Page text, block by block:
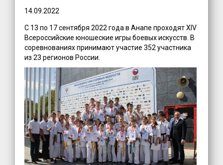
14.09.2022
С 13 по 17 сентября 2022 года в Анапе проходят XIV
Всероссийские юношеские игры боевых искусств. В
соревнованиях принимают участие 352 участника
из 23 регионов России.